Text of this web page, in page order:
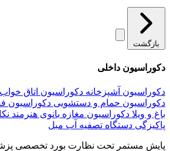
بازگشت
دکوراسیون داخلی
دکوراسیون آشپزخانه دکوراسیون اتاق خواب
دکوراسیون حمام و دستشویی دکوراسیون
باغ و ویلا دکوراسیون مغازه بانوی هنرمند
پاکیزگی دستگاه تصفیه آب مبل
پایش مستمر تحت نظارت بورد تخصصی